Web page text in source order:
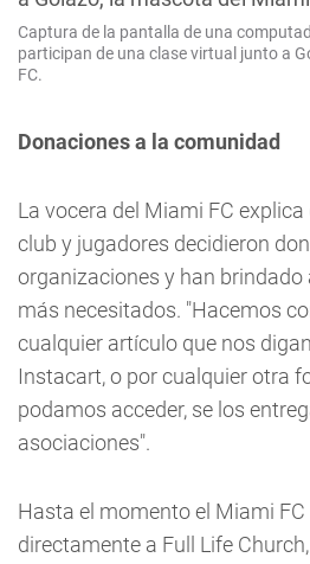
Captura de la pantalla de una
participan de una clase virtual junto a
FC.
Donaciones a la comunidad
La vocera del Miami FC
club y jugadores decidieron
organizaciones y han brindado
más necesitados. "Hacemos
cualquier artículo que nos
Instacart, o por cualquier otra
podamos acceder, se los
asociaciones".
Hasta el momento el Miami
directamente a Full Life